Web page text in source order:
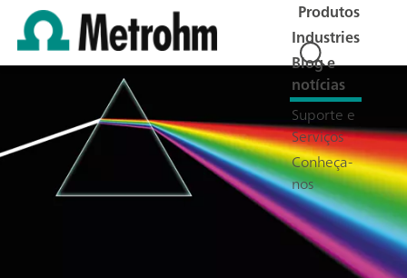
Produtos
Industries
Blog e
notícias
Suporte e
Serviços
Conheça-
nos